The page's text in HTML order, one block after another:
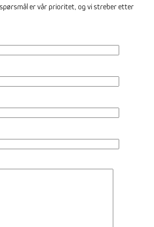
er vår prioritet, og vi streber etter